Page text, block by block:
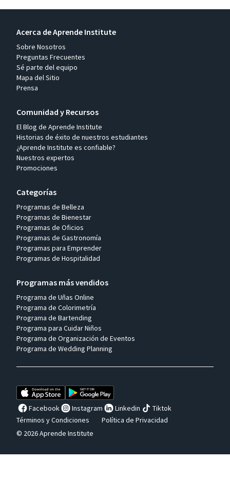
Acerca de Aprende Institute
Sobre Nosotros
Preguntas Frecuentes
Sé parte del equipo
Mapa del Sitio
Prensa
Comunidad y Recursos
El Blog de Aprende Institute
Historias de éxito de nuestros estudiantes
¿Aprende Institute es confiable?
Nuestros expertos
Promociones
Categorías
Programas de Belleza
Programas de Bienestar
Programas de Oficios
Programas de Gastronomía
Programas para Emprender
Programas de Hospitalidad
Programas más vendidos
Programa de Uñas Online
Programa de Colorimetría
Programa de Bartending
Programa para Cuidar Niños
Programa de Organización de Eventos
Programa de Wedding Planning
Facebook Instagram Linkedin
Tiktok
Términos y Condiciones
Política de Privacidad
© 2026 Aprende Institute